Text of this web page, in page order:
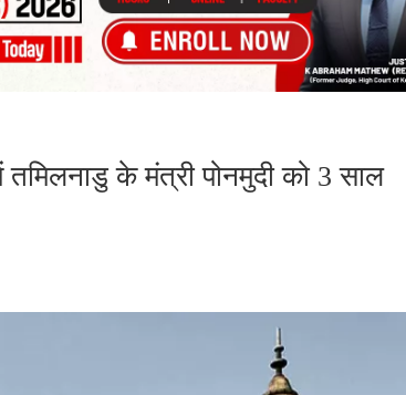
के मंत्री पोनमुदी को 3 साल